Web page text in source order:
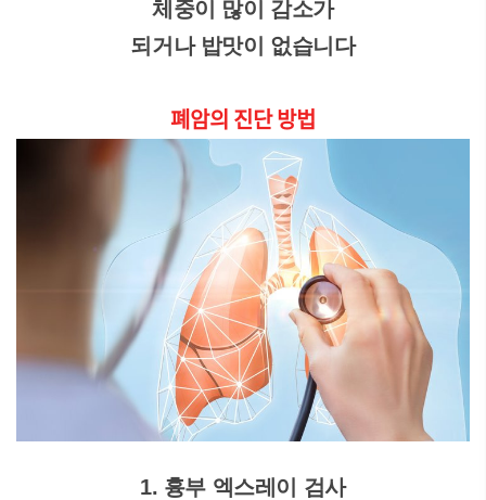
체중이 많이 감소가
되거나 밥맛이 없습니다
폐암의 진단 방법
1. 흉부 엑스레이 검사